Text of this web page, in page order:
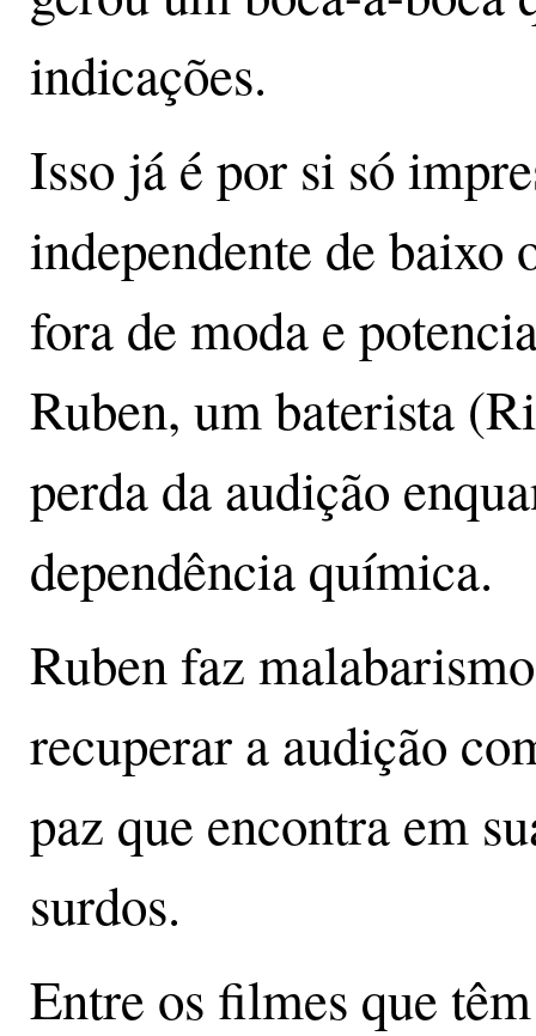
indicações.
Isso já é por si só
independente de baixo
fora de moda e
Ruben, um baterista
perda da audição
dependência química.
Ruben faz
recuperar a audição
paz que encontra em
surdos.
Entre os filmes que